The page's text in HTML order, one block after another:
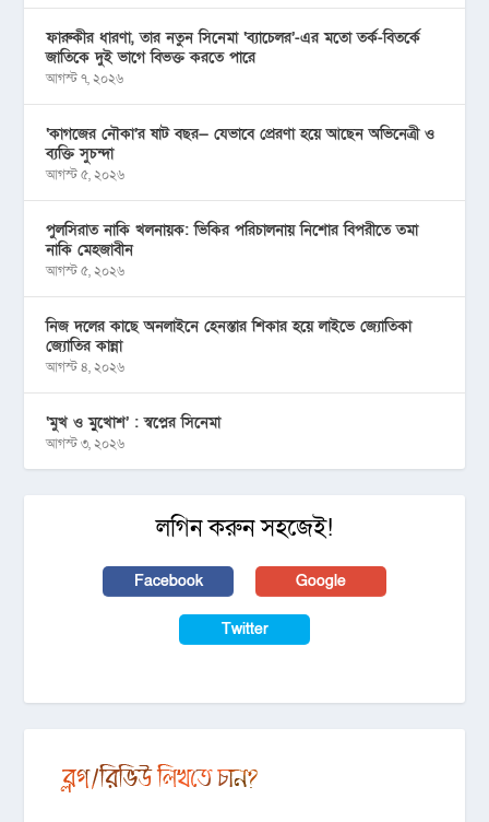
ফারুকীর ধারণা, তার নতুন সিনেমা ‘ব্যাচেলর’-এর মতো তর্ক-বিতর্কে
জাতিকে দুই ভাগে বিভক্ত করতে পারে
আগস্ট ৭, ২০২৬
‘কাগজের নৌকা’র ষাট বছর— যেভাবে প্রেরণা হয়ে আছেন অভিনেত্রী ও
ব্যক্তি সুচন্দা
আগস্ট ৫, ২০২৬
পুলসিরাত নাকি খলনায়ক: ভিকির পরিচালনায় নিশোর বিপরীতে তমা
নাকি মেহজাবীন
আগস্ট ৫, ২০২৬
নিজ দলের কাছে অনলাইনে হেনস্তার শিকার হয়ে লাইভে জ্যোতিকা
জ্যোতির কান্না
আগস্ট ৪, ২০২৬
‘মুখ ও মু্খোশ’ : স্বপ্নের সিনেমা
আগস্ট ৩, ২০২৬
লগিন করুন সহজেই!
Facebook Google
Twitter